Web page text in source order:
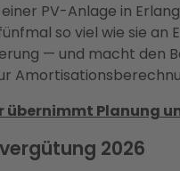
PV-Anlage in
so viel wie sie
— und macht
Planung
2026